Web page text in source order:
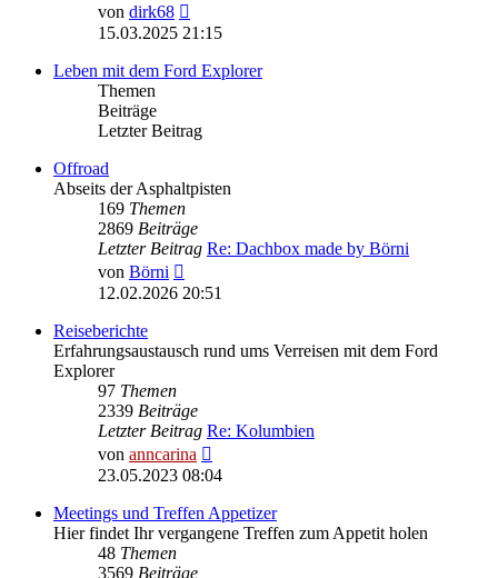
von dirk68
Beitrag
15.03.2025 21:15
Leben mit dem Ford Explorer
Themen
Beiträge
Letzter Beitrag
Offroad
Abseits der Asphaltpisten
169 Themen
2869 Beiträge
Letzter Beitrag Re: Dachbox made by Börni
von Börni
Beitrag
12.02.2026 20:51
Reiseberichte
Erfahrungsaustausch rund ums Verreisen mit dem Ford
Explorer
97 Themen
2339 Beiträge
Letzter Beitrag Re: Kolumbien
von anncarina
Beitrag
23.05.2023 08:04
Meetings und Treffen Appetizer
Hier findet Ihr vergangene Treffen zum Appetit holen
48 Themen
3569 Beiträge